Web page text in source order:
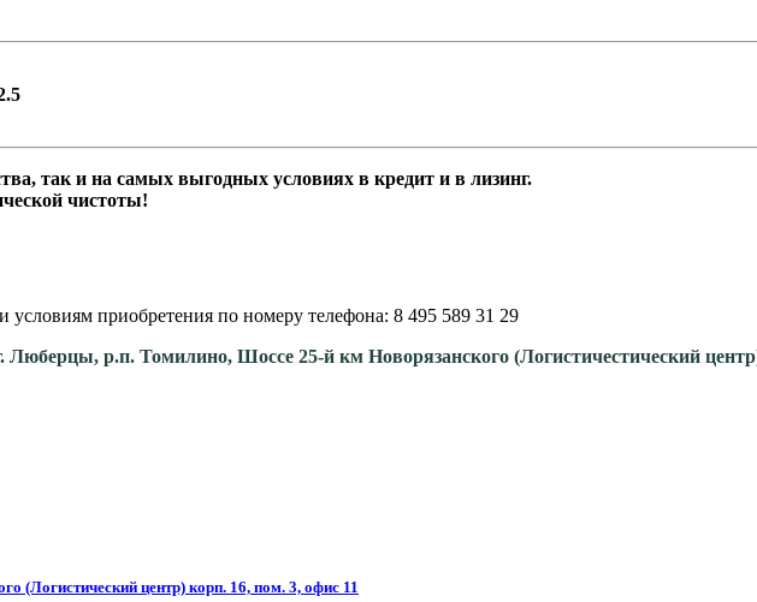
средства, так и на самых выгодных условиях в кредит и в лизинг.
гарантию юридической чистоты!
приобретения по номеру телефона: 8 495 589 31 29
Люберцы, р.п. Томилино, Шоссе 25-й км Новорязанского (Логистичестический
центр) корп. 16, пом. 3, офис 11